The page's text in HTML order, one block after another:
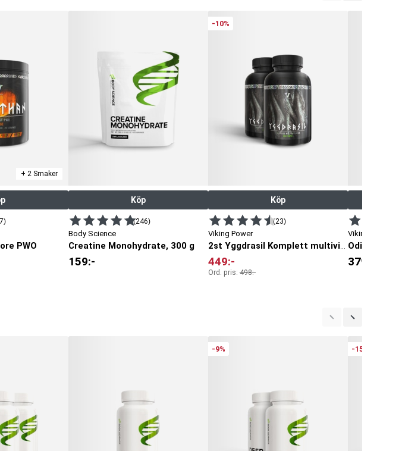
+ 2 Smaker
PWO
Köp
(246)
Body Science
Creatine Monohydrate, 300 g
159:-
-10%
Köp
(23)
Viking Power
2st Yggdrasil Komplett multivitamin
449:-
Ord. pris:498:-
Viking Power
Odin Test-
379
-9% -15%